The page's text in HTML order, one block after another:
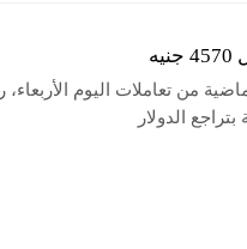
من تعاملات اليوم الأربعاء،
الدولار